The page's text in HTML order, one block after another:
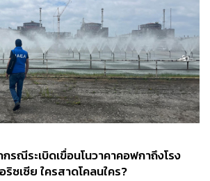
รณีระเบิดเขื่อนโนวาคาคอฟกาถึงโรง
ซเซีย ใครสาดโคลนใคร?